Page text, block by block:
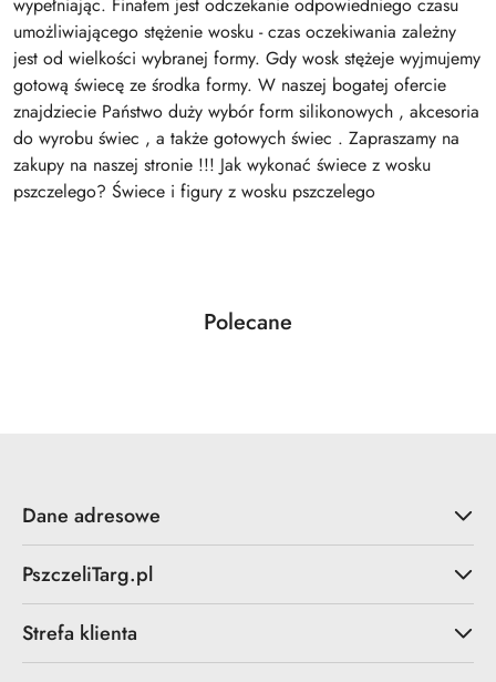
umożliwiającego stężenie wosku - czas oczekiwania zależny
jest od wielkości wybranej formy. Gdy wosk stężeje wyjmujemy
gotową świecę ze środka formy. W naszej bogatej ofercie
znajdziecie Państwo duży wybór form silikonowych , akcesoria
do wyrobu świec , a także gotowych świec . Zapraszamy na
zakupy na naszej stronie !!! Jak wykonać świece z wosku
pszczelego? Świece i figury z wosku pszczelego
Pomiń karuzelę produktów
Produkty
Polecane
Dane adresowe
PszczeliTarg.pl
Strefa klienta